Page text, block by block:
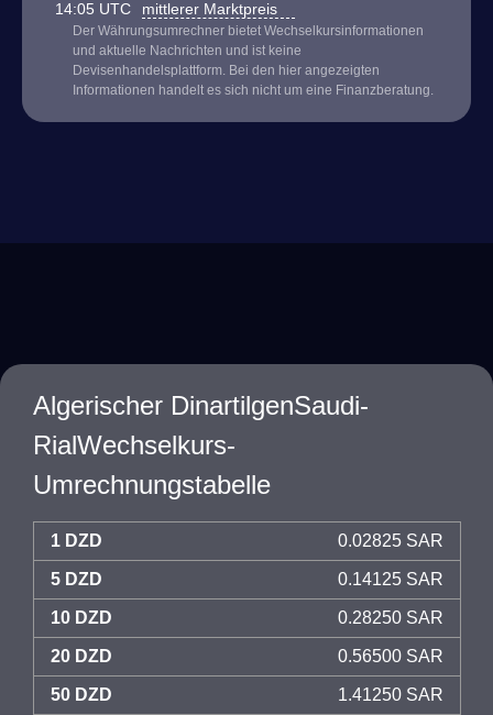
14:05 UTC mittlerer Marktpreis
Der Währungsumrechner bietet Wechselkursinformationen
und aktuelle Nachrichten und ist keine
Devisenhandelsplattform. Bei den hier angezeigten
Informationen handelt es sich nicht um eine Finanzberatung.
Algerischer DinartilgenSaudi-
RialWechselkurs-
Umrechnungstabelle
1 DZD 0.02825 SAR
5 DZD 0.14125 SAR
10 DZD 0.28250 SAR
20 DZD 0.56500 SAR
50 DZD 1.41250 SAR